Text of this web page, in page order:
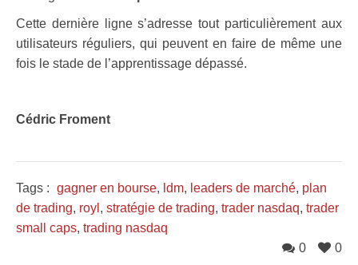
Cette dernière ligne s’adresse tout particulièrement aux
utilisateurs réguliers, qui peuvent en faire de même une
fois le stade de l’apprentissage dépassé.
Cédric Froment
Tags : gagner en bourse, ldm, leaders de marché, plan
de trading, royl , stratégie de trading, trader nasdaq, trader
small caps, trading nasdaq
0
0